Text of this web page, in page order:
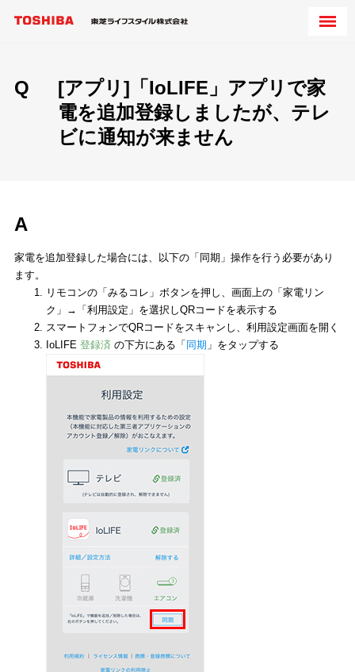
Q
[アプリ]「IoLIFE」アプリで家
電を追加登録しましたが、テレ
ビに通知が来ません
A
家電を追加登録した場合には、以下の「同期」操作を行う必要があり
ます。
リモコンの「みるコレ」ボタンを押し、画面上の「家電リン
ク」→「利用設定」を選択しQRコードを表示する
スマートフォンでQRコードをスキャンし、利用設定画面を開く
IoLIFE 登録済 の下方にある「 同期 」をタップする